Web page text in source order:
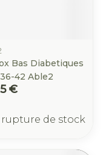
Bas Diabetiques
42 Able2
€
rupture de stock